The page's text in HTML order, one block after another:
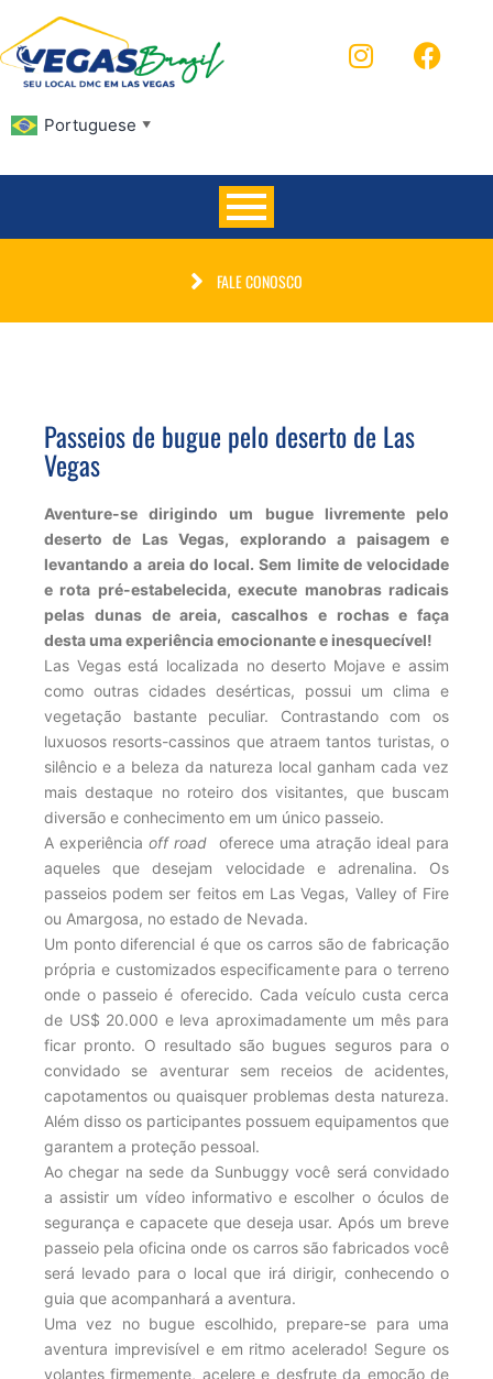
Portuguese ▼
FALE CONOSCO
Passeios de bugue pelo deserto de Las
Vegas
Aventure-se dirigindo um bugue livremente pelo
deserto de Las Vegas, explorando a paisagem e
levantando a areia do local. Sem limite de velocidade
e rota pré-estabelecida, execute manobras radicais
pelas dunas de areia, cascalhos e rochas e faça
desta uma experiência emocionante e inesquecível!
Las Vegas está localizada no deserto Mojave e assim
como outras cidades desérticas, possui um clima e
vegetação bastante peculiar. Contrastando com os
luxuosos resorts-cassinos que atraem tantos turistas, o
silêncio e a beleza da natureza local ganham cada vez
mais destaque no roteiro dos visitantes, que buscam
diversão e conhecimento em um único passeio.
A experiênciaoff road
oferece uma atração ideal para
aqueles que desejam velocidade e adrenalina. Os
passeios podem ser feitos em Las Vegas, Valley of Fire
ou Amargosa, no estado de Nevada.
Um ponto diferencial é que os carros são de fabricação
própria e customizados especificamente para o terreno
onde o passeio é oferecido. Cada veículo custa cerca
de US$ 20.000 e leva aproximadamente um mês para
ficar pronto. O resultado são bugues seguros para o
convidado se aventurar sem receios de acidentes,
capotamentos ou quaisquer problemas desta natureza.
Além disso os participantes possuem equipamentos que
garantem a proteção pessoal.
Ao chegar na sede da Sunbuggy você será convidado
a assistir um vídeo informativo e escolher o óculos de
segurança e capacete que deseja usar. Após um breve
passeio pela oficina onde os carros são fabricados você
será levado para o local que irá dirigir, conhecendo o
guia que acompanhará a aventura.
Uma vez no bugue escolhido, prepare-se para uma
aventura imprevisível e em ritmo acelerado! Segure os
volantes firmemente, acelere e desfrute da emoção de